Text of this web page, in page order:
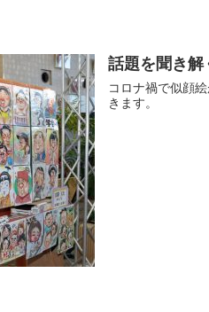
話題を聞き解
コロナ禍で似顔
きます。